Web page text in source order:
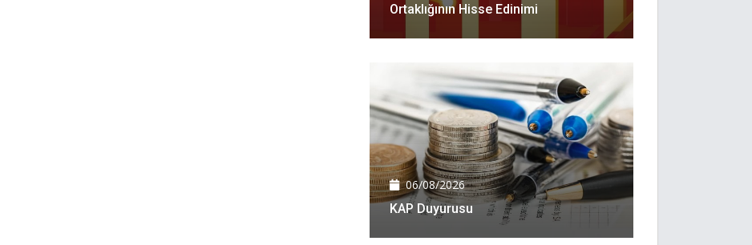
Ortaklığının Hisse Edinimi
06/08/2026
KAP Duyurusu